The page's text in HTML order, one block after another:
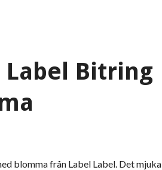
Label Bitring
blomma från Label Label. Det mjuka